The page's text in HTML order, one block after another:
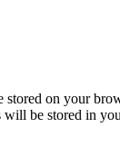
on your
will be stored in